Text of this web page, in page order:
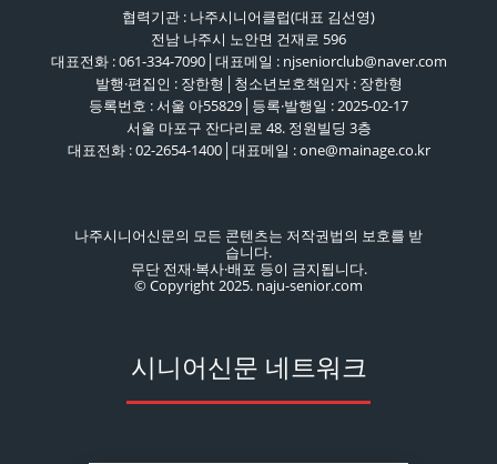
협력기관 : 나주시니어클럽(대표 김선영)
전남 나주시 노안면 건재로 596
대표전화 : 061-334-7090│대표메일 : njseniorclub@naver.com
발행·편집인 : 장한형│청소년보호책임자 : 장한형
등록번호 : 서울 아55829│등록·발행일 : 2025-02-17
서울 마포구 잔다리로 48. 정원빌딩 3층
대표전화 : 02-2654-1400│대표메일 : one@mainage.co.kr
나주시니어신문의 모든 콘텐츠는 저작권법의 보호를 받
습니다.
무단 전재·복사·배포 등이 금지됩니다.
© Copyright 2025. naju-senior.com
시니어신문 네트워크